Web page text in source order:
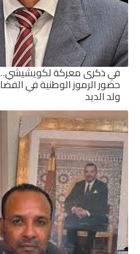
في ذكرى معركة لكويشيشي…
حضور الرموز الوطنية في
ولد الديد